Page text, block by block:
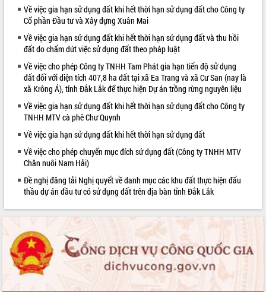
VIDEO
Không có file video nào để phát.
ALBUM ẢNH
Về việc gia hạn sử dụng đất khi hết thời hạn sử dụng đất cho Công ty
Cổ phần Đầu tư và Xây dựng Xuân Mai
Về việc gia hạn sử dụng đất khi hết thời hạn sử dụng đất và thu hồi
đất do chấm dứt việc sử dụng đất theo pháp luật
Về việc cho phép Công ty TNHH Tam Phát gia hạn tiến độ sử dụng
đất đối với diện tích 407,8 ha đất tại xã Ea Trang và xã Cư San (nay là
xã Krông Á), tỉnh Đắk Lắk để thực hiện Dự án trồng rừng nguyên liệu
Về việc gia hạn sử dụng đất khi hết thời hạn sử dụng đất cho Công ty
TNHH MTV cà phê Chư Quynh
Về việc gia hạn sử dụng đất khi hết thời hạn sử dụng đất
Về việc cho phép chuyển mục đích sử dụng đất (Công ty TNHH MTV
Chăn nuôi Nam Hải)
Đề nghị đăng tải Nghị quyết về danh mục các khu đất thực hiện đấu
thầu dự án đầu tư có sử dụng đất trên địa bàn tỉnh Đắk Lắk